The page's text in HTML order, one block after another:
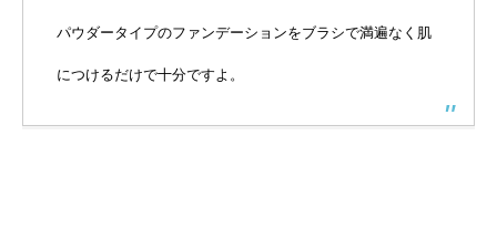
パウダータイプのファンデーションをブラシで満遍なく肌
につけるだけで十分ですよ。